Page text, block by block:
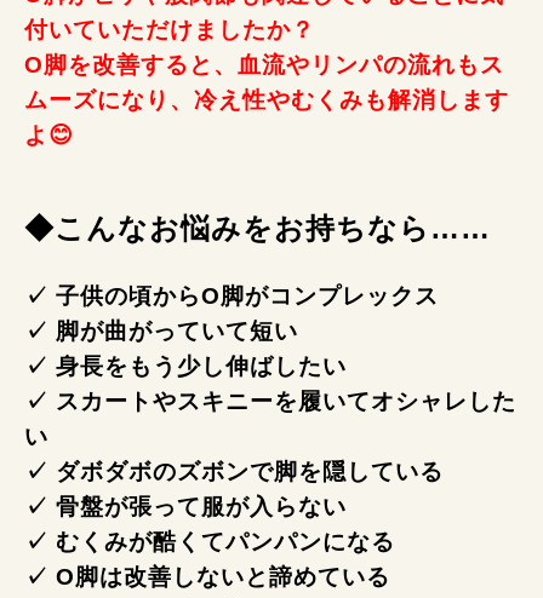
付いていただけましたか？
O脚を改善すると、血流やリンパの流れもス
ムーズになり、冷え性やむくみも解消します
よ😊
◆こんなお悩みをお持ちなら……
✓ 子供の頃からO脚がコンプレックス
✓ 脚が曲がっていて短い
✓ 身長をもう少し伸ばしたい
✓ スカートやスキニーを履いてオシャレした
い
✓ ダボダボのズボンで脚を隠している
✓ 骨盤が張って服が入らない
✓ むくみが酷くてパンパンになる
✓ O脚は改善しないと諦めている